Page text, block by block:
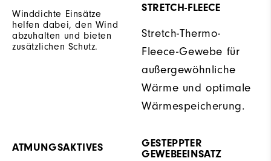
Winddichte Einsätze
helfen dabei, den Wind
abzuhalten und bieten
zusätzlichen Schutz.
STRETCH-FLEECE
Stretch-Thermo-
Fleece-Gewebe für
außergewöhnliche
Wärme und optimale
Wärmespeicherung.
ATMUNGSAKTIVES
GESTEPPTER
GEWEBEEINSATZ